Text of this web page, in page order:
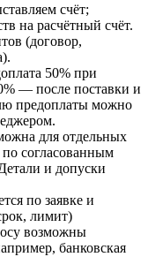
счёт;
на расчётный счёт.
(договор,
50% при
— после поставки и
предоплаты можно
для отдельных
согласованным
и допуски
по заявке и
лимит)
возможны
банковская